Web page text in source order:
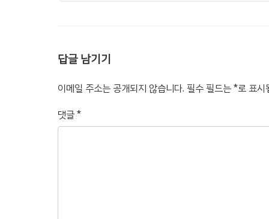
답글 남기기
이메일 주소는 공개되지 않습니다. 필수 필드는*로 표시
댓글*